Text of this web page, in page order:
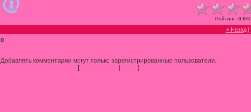
Рейтинг: 0.0/0
« Назад|
0
Добавлять комментарии могут только зарегистрированные пользователи.
[
]